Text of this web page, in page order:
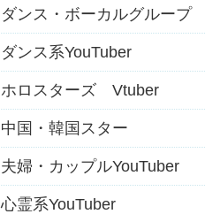
ダンス・ボーカルグループ
ダンス系YouTuber
ホロスターズ Vtuber
中国・韓国スター
夫婦・カップルYouTuber
心霊系YouTuber